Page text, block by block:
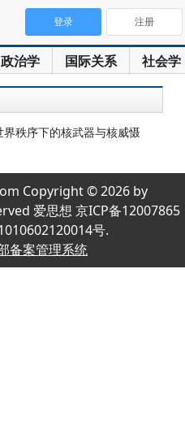
政治学 国际关系 社会学
登录 注册
界秩序下的核武器与核威慑
Copyright © 2026 by
爱思想 京ICP备12007865
号.
备案管理系统